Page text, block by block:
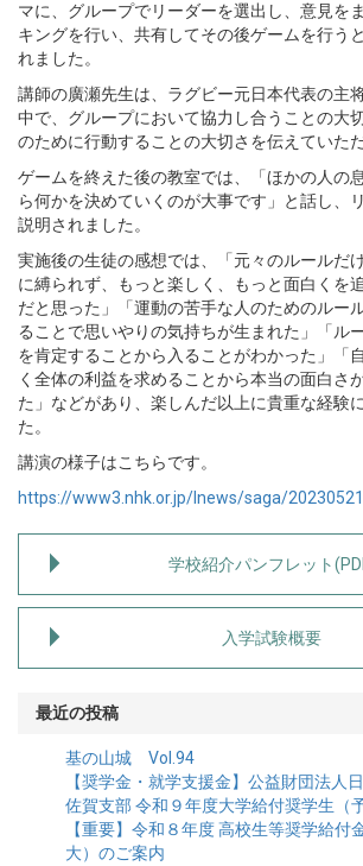
マに、グループでリーダーを選出し、意見を
キングを行い、共有してその後ゲームを行う
れました。
講師の廣瀬先生は、ラグビー元日本代表の主
中で、グループにおいて協力し合うことの大
のために行動することの大切さを伝えていた
ゲームを終えた後の教室では、「ほかの人の
ら何かを決めていくのが大事です」と話し、
説明されました。
実施後の生徒の感想では、「元々のルールだ
に縛られず、もっと楽しく、もっと面白くを
だと思った」「運動の苦手な人のためのルー
ることで思いやりの気持ちが生まれた」「ル
を肯定することから入ることがわかった」「
く全体の利益を求めることから本当の面白さ
た」などがあり、楽しんだ以上に貴重な経験
た。
講演の様子はこちらです。
https://www3.nhk.or.jp/lnews/saga/
学校紹介パンフレット
入学試験概要
最近の投稿
基の山城 Vol.94
【奨学金・就学支援金】公益財団法人
佐賀支部 令和９年度大学給付奨学生（
【重要】令和８年度 高校生等奨学給付
大）のご案内